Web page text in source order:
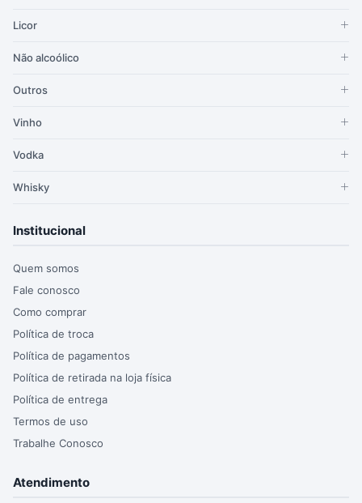
Licor
Não alcoólico
Outros
Vinho
Vodka
Whisky
Institucional
Quem somos
Fale conosco
Como comprar
Política de troca
Política de pagamentos
Política de retirada na loja física
Política de entrega
Termos de uso
Trabalhe Conosco
Atendimento